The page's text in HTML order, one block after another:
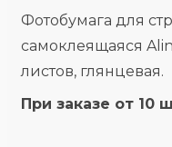
Фотобумага для
самоклеящаяся
листов, глянцевая.
При заказе от 10